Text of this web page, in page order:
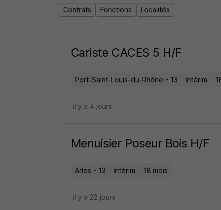
Aussi, forts de notre expérience et de
Contrats Fonctions Localités
Cariste CACES 5 H/F
Port-Saint-Louis-du-Rhône - 13 Intérim
il y a 4 jours
Menuisier Poseur Bois H/F
Arles - 13 Intérim 18 mois
il y a 22 jours